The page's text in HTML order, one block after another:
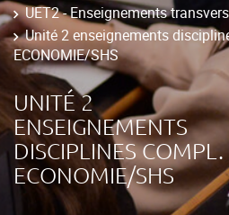
UET2 - Enseignements
Unité 2 enseignements
ECONOMIE/SHS
UNITÉ 2
ENSEIGNEMENTS
DISCIPLINES COMPL.
ECONOMIE/SHS